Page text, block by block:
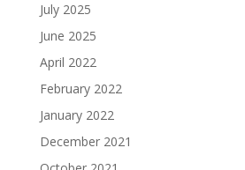
July 2025
June 2025
April 2022
February 2022
January 2022
December 2021